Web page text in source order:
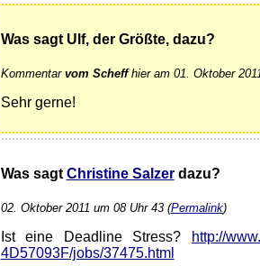
Was sagt Ulf, der Größte, dazu?
Kommentar vom Scheffhier am 01. Oktober
Sehr gerne!
Was sagt Christine Salzerdazu?
02. Oktober 2011 um 08 Uhr 43 (Permalink)
Ist eine Deadline Stress?
http://
4D57093F/jobs/37475.html